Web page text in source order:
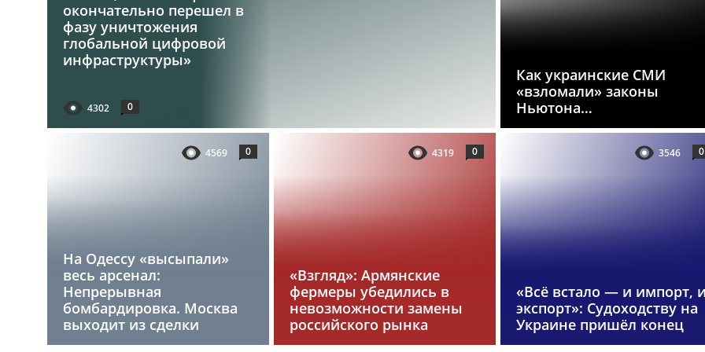
окончательно перешел в
фазу уничтожения
глобальной цифровой
инфраструктуры»
4302 0
Как украинские СМИ
«взломали» законы
Ньютона…
На Одессу «высыпали»
весь арсенал:
Непрерывная
бомбардировка. Москва
выходит из сделки
4569 0
«Взгляд»: Армянские
фермеры убедились в
невозможности замены
российского рынка
4319 0
«Всё встало — и импорт,
экспорт»: Судоходству на
Украине пришёл конец
3546 0